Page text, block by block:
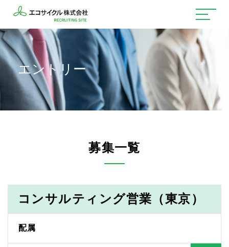
エントリー
募集一覧
コンサルティング営業（東京）
配属